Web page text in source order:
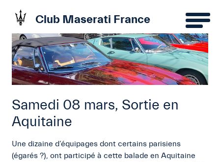
Club Maserati France
Samedi 08 mars, Sortie en
Aquitaine
Une dizaine d’équipages dont certains parisiens
(égarés ?), ont participé à cette balade en Aquitaine